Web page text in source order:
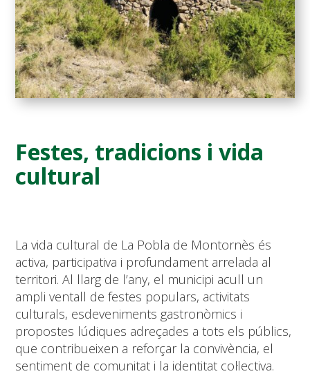
Festes, tradicions i vida
cultural
La vida cultural de La Pobla de Montornès és
activa, participativa i profundament arrelada al
territori. Al llarg de l’any, el municipi acull un
ampli ventall de festes populars, activitats
culturals, esdeveniments gastronòmics i
propostes lúdiques adreçades a tots els públics,
que contribueixen a reforçar la convivència, el
sentiment de comunitat i la identitat col·lectiva.